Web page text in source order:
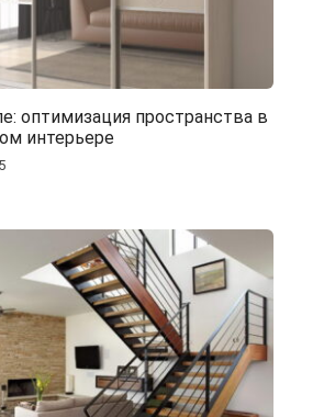
оптимизация пространства в
интерьере